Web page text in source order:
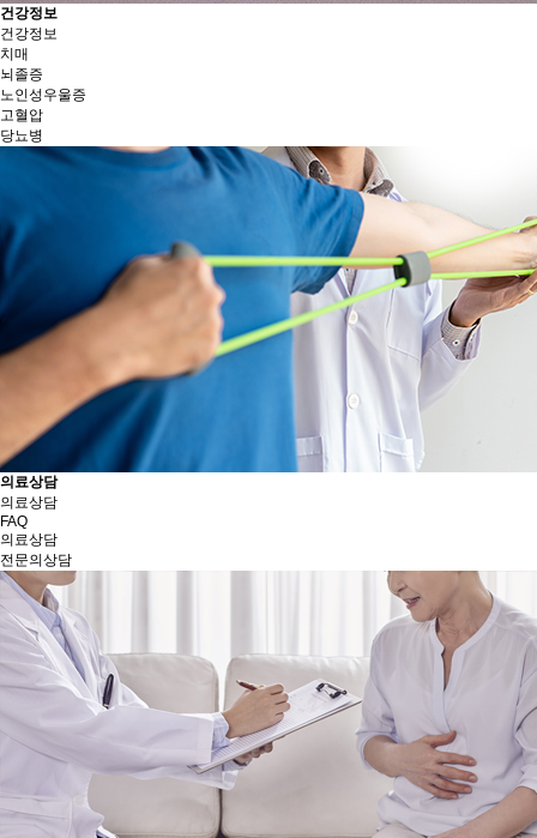
건강정보
건강정보
치매
뇌졸증
노인성우울증
고혈압
당뇨병
의료상담
의료상담
FAQ
의료상담
전문의상담